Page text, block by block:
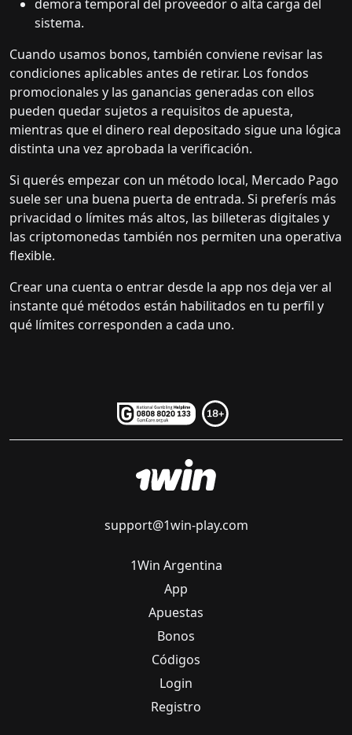
demora temporal del proveedor o alta carga del
sistema.
Cuando usamos bonos, también conviene revisar las
condiciones aplicables antes de retirar. Los fondos
promocionales y las ganancias generadas con ellos
pueden quedar sujetos a requisitos de apuesta,
mientras que el dinero real depositado sigue una lógica
distinta una vez aprobada la verificación.
Si querés empezar con un método local, Mercado Pago
suele ser una buena puerta de entrada. Si preferís más
privacidad o límites más altos, las billeteras digitales y
las criptomonedas también nos permiten una operativa
flexible.
Crear una cuenta o entrar desde la app nos deja ver al
instante qué métodos están habilitados en tu perfil y
qué límites corresponden a cada uno.
support@1win-play.com
1Win Argentina
App
Apuestas
Bonos
Códigos
Login
Registro